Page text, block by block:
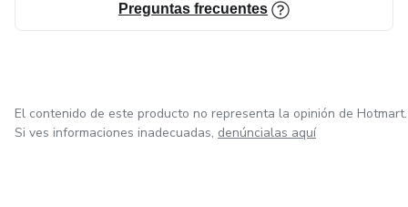
Preguntas frecuentes
El contenido de este producto no representa la opinión de Hotmart.
Si ves informaciones inadecuadas, denúncialas aquí